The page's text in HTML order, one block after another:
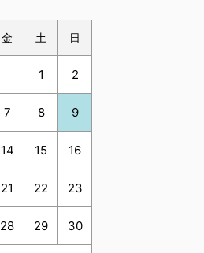
金 土 日
1 2
7 8 9
14 15 16
21 22 23
28 29 30